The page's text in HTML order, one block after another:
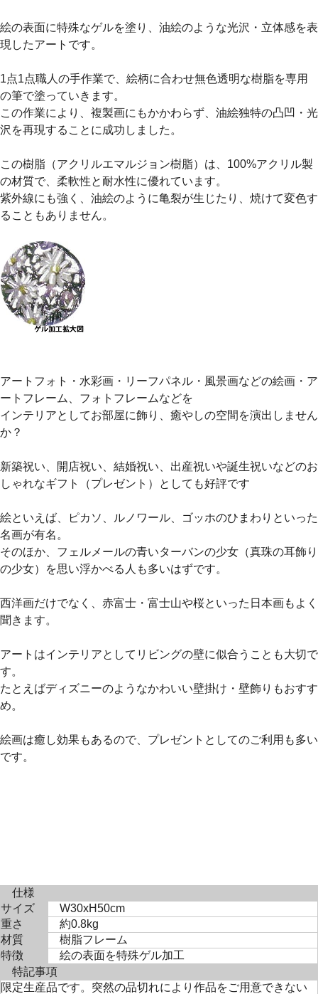
絵の表面に特殊なゲルを塗り、油絵のような光沢・立体感を表
現したアートです。
1点1点職人の手作業で、絵柄に合わせ無色透明な樹脂を専用
の筆で塗っていきます。
この作業により、複製画にもかかわらず、油絵独特の凸凹・光
沢を再現することに成功しました。
この樹脂（アクリルエマルジョン樹脂）は、100%アクリル製
の材質で、柔軟性と耐水性に優れています。
紫外線にも強く、油絵のように亀裂が生じたり、焼けて変色す
ることもありません。
アートフォト・水彩画・リーフパネル・風景画などの絵画・ア
ートフレーム、フォトフレームなどを
インテリアとしてお部屋に飾り、癒やしの空間を演出しません
か？
新築祝い、開店祝い、結婚祝い、出産祝いや誕生祝いなどのお
しゃれなギフト（プレゼント）としても好評です
絵といえば、ピカソ、ルノワール、ゴッホのひまわりといった
名画が有名。
そのほか、フェルメールの青いターバンの少女（真珠の耳飾り
の少女）を思い浮かべる人も多いはずです。
西洋画だけでなく、赤富士・富士山や桜といった日本画もよく
聞きます。
アートはインテリアとしてリビングの壁に似合うことも大切で
す。
たとえばディズニーのようなかわいい壁掛け・壁飾りもおすす
め。
絵画は癒し効果もあるので、プレゼントとしてのご利用も多い
です。
仕様
サイズ
W30xH50cm
重さ
約0.8kg
材質
樹脂フレーム
特徴
絵の表面を特殊ゲル加工
特記事項
限定生産品です。突然の品切れにより作品をご用意できない